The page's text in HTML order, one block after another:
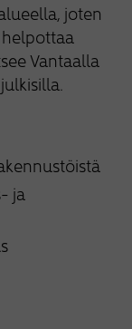
joten
Vantaalla
ja